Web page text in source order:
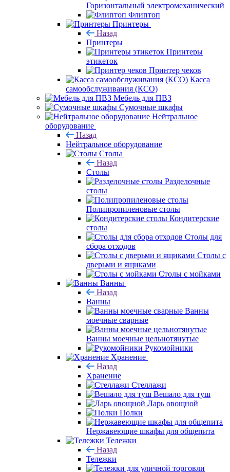
Горизонтальный электромеханический
Флиптоп
Принтеры
Назад
Принтеры
Принтеры
этикеток
Принтер чеков
Касса
самообслуживания (КСО)
Мебель для ПВЗ
Сумочные шкафы
Нейтральное
оборудование
Назад
Нейтральное оборудование
Столы
Назад
Столы
Разделочные
столы
Полипропиленовые столы
Кондитерские
столы
Столы для
сбора отходов
Столы с
дверьми и ящиками
Столы с мойками
Ванны
Назад
Ванны
Ванны
моечные сварные
Ванны моечные цельнотянутые
Рукомойники
Хранение
Назад
Хранение
Стеллажи
Вешало для туш
Ларь овощной
Полки
Нержавеющие шкафы для общепита
Тележки
Назад
Тележки